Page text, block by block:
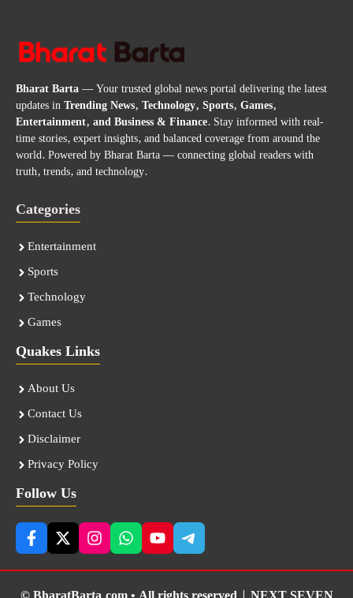
Bharat Barta— Your trusted global news portal delivering the latest
updates inTrending News, Technology, Sports, Games,
Entertainment, and Business & Finance. Stay informed with real-
time stories, expert insights, and balanced coverage from around the
world. Powered by Bharat Barta — connecting global readers with
truth, trends, and technology.
Categories
Entertainment
Sports
Technology
Games
Quakes Links
About Us
Contact Us
Disclaimer
Privacy Policy
Follow Us